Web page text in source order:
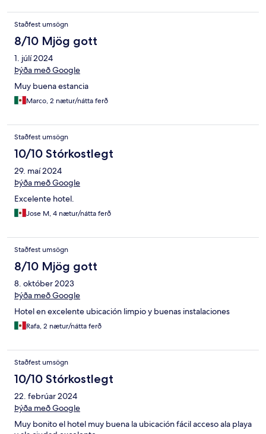
Staðfest umsögn
8/10 Mjög gott
1. júlí 2024
Þýða með Google
Muy buena estancia
Marco, 2 nætur/nátta ferð
Staðfest umsögn
10/10 Stórkostlegt
29. maí 2024
Þýða með Google
Excelente hotel.
Jose M, 4 nætur/nátta ferð
Staðfest umsögn
8/10 Mjög gott
8. október 2023
Þýða með Google
Hotel en excelente ubicación limpio y buenas instalaciones
Rafa, 2 nætur/nátta ferð
Staðfest umsögn
10/10 Stórkostlegt
22. febrúar 2024
Þýða með Google
Muy bonito el hotel muy buena la ubicación fácil acceso ala playa